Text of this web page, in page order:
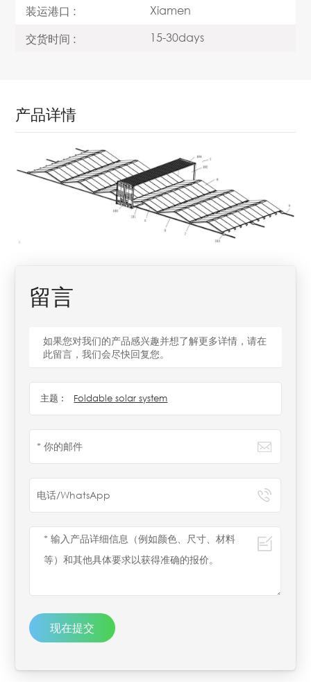
装运港口 :
Xiamen
交货时间 :
15-30days
产品详情
留言
如果您对我们的产品感兴趣并想了解更多详情，请在
此留言，我们会尽快回复您。
主题 : Foldable solar system
现在提交